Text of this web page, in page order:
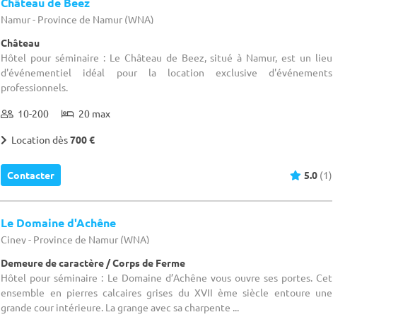
Namur - Province de Namur (WNA)
Château
Hôtel pour séminaire : Le Château de Beez, situé à Namur, est un lieu
d'événementiel idéal pour la location exclusive d'événements
professionnels.
10-200 20 max
Location dès700 €
Contacter 5.0 (1)
Le Domaine d'Achêne
Ciney - Province de Namur (WNA)
Demeure de caractère / Corps de Ferme
Hôtel pour séminaire : Le Domaine d’Achêne vous ouvre ses portes. Cet
ensemble en pierres calcaires grises du XVII ème siècle entoure une
grande cour intérieure. La grange avec sa charpente ...